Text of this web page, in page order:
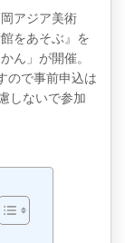
アジア美術
をあそぶ』を
ん」が開催。
ので事前申込は
しないで参加